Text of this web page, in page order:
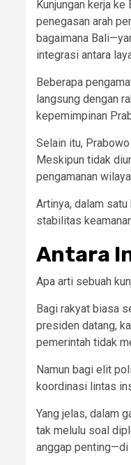
Kunjungan kerja
penegasan arah
bagaimana
integrasi antara
Beberapa
langsung dengan
kepemimpinan
Selain itu,
Meskipun tidak
pengamanan
Artinya, dalam satu
stabilitas
Antara
Apa arti sebuah
Bagi rakyat biasa
presiden datang,
pemerintah tidak
Namun bagi elit
koordinasi lintas
Yang jelas, dalam
tak melulu soal
anggap penting—di